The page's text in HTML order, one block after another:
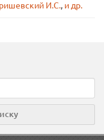
И.С., и др.